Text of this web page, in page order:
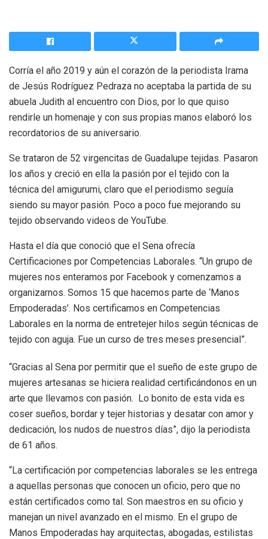
Corría el año 2019 y aún el corazón de la periodista Irama
de Jesús Rodríguez Pedraza no aceptaba la partida de su
abuela Judith al encuentro con Dios, por lo que quiso
rendirle un homenaje y con sus propias manos elaboró los
recordatorios de su aniversario.
Se trataron de 52 virgencitas de Guadalupe tejidas. Pasaron
los años y creció en ella la pasión por el tejido con la
técnica del amigurumi, claro que el periodismo seguía
siendo su mayor pasión. Poco a poco fue mejorando su
tejido observando videos de YouTube.
Hasta el día que conoció que el Sena ofrecía
Certificaciones por Competencias Laborales. “Un grupo de
mujeres nos enteramos por Facebook y comenzamos a
organizarnos. Somos 15 que hacemos parte de ‘Manos
Empoderadas’. Nos certificamos en Competencias
Laborales en la norma de entretejer hilos según técnicas de
tejido con aguja. Fue un curso de tres meses presencial”.
“Gracias al Sena por permitir que el sueño de este grupo de
mujeres artesanas se hiciera realidad certificándonos en un
arte que llevamos con pasión. Lo bonito de esta vida es
coser sueños, bordar y tejer historias y desatar con amor y
dedicación, los nudos de nuestros días”, dijo la periodista
de 61 años.
“La certificación por competencias laborales se les entrega
a aquellas personas que conocen un oficio, pero que no
están certificados como tal. Son maestros en su oficio y
manejan un nivel avanzado en el mismo. En el grupo de
Manos Empoderadas hay arquitectas, abogadas, estilistas